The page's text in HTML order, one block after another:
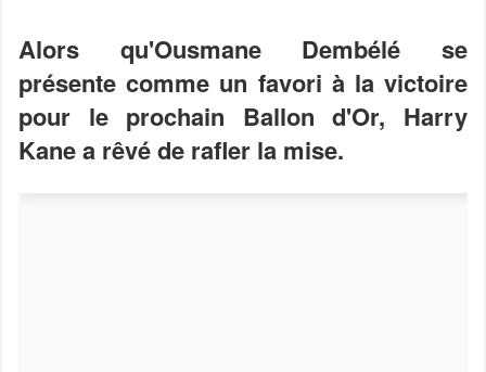
Alors qu'Ousmane Dembélé se
présente comme un favori à la victoire
pour le prochain Ballon d'Or, Harry
Kane a rêvé de rafler la mise.